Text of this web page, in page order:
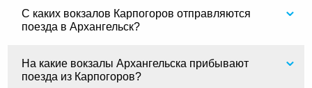
С каких вокзалов Карпогоров отправляются
поезда в Архангельск?
На какие вокзалы Архангельска прибывают
поезда из Карпогоров?